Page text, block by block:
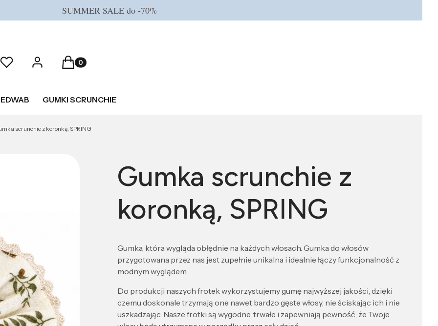
SUMMER SALE do -70%
Ulubione Zaloguj sięProdukty w koszyku: 0. Zobacz szczegóły
Koszyk
GUMKI SCRUNCHIE
scrunchie z koronką, SPRING
Gumka scrunchie z
koronką, SPRING
Gumka, która wygląda obłędnie na każdych włosach. Gumka do włosów
przygotowana przez nas jest zupełnie unikalna i idealnie łączy funkcjonalność z
modnym wyglądem.
Do produkcji naszych frotek wykorzystujemy gumę najwyższej jakości, dzięki
czemu doskonale trzymają one nawet bardzo gęste włosy, nie ściskając ich i nie
uszkadzając. Nasze frotki są wygodne, trwałe i zapewniają pewność, że Twoje